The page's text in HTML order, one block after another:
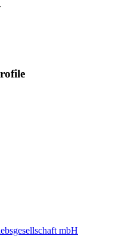
mbH